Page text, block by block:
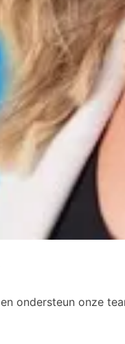
ondersteun onze